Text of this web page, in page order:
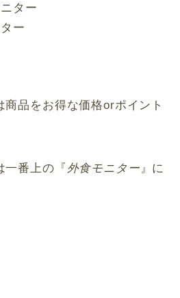
ター
ー
品をお得な価格orポイント
一番上の『 外食モニター 』に